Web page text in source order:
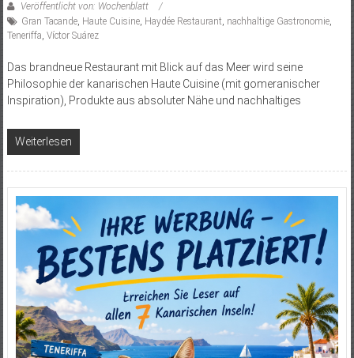
Veröffentlicht von: Wochenblatt
Gran Tacande, Haute Cuisine, Haydée Restaurant, nachhaltige Gastronomie,
Teneriffa, Víctor Suárez
Das brandneue Restaurant mit Blick auf das Meer wird seine
Philosophie der kanarischen Haute Cuisine (mit gomeranischer
Inspiration), Produkte aus absoluter Nähe und nachhaltiges
Weiterlesen